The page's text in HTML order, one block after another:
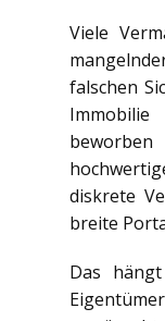
Viele
falschen
diskrete
breite
Das